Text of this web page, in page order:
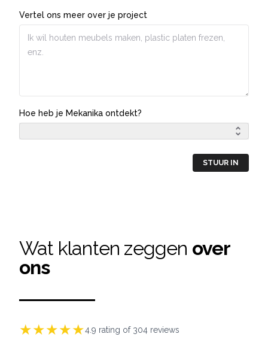
Vertel ons meer over je project
Hoe heb je Mekanika ontdekt?
STUUR IN
Wat klanten zeggen over
ons
★★★★★4.9 rating of 304 reviews